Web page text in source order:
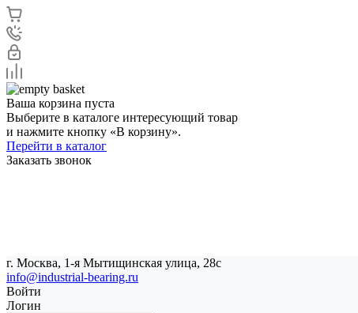
Ваша корзина пуста
Выберите в каталоге интересующий товар
и нажмите кнопку «В корзину».
Перейти в каталог
Заказать звонок
г. Москва, 1-я Мытищинская улица, 28с
info@industrial-bearing.ru
Войти
Логин